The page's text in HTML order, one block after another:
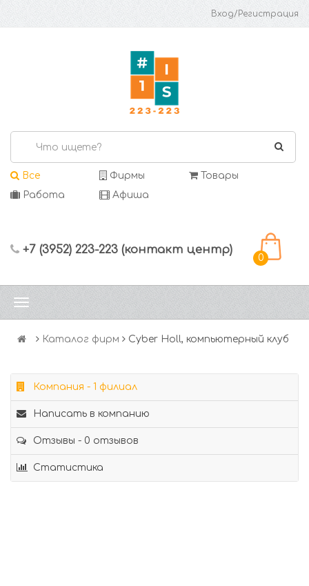
Вход/Регистрация
Все Фирмы
Товары
Работа
Афиша
+7 (3952) 223-223 (контакт центр)
0
Каталог фирм Cyber Holl, компьютерный клуб
Компания - 1 филиал
Написать в компанию
Отзывы - 0 отзывов
Статистика